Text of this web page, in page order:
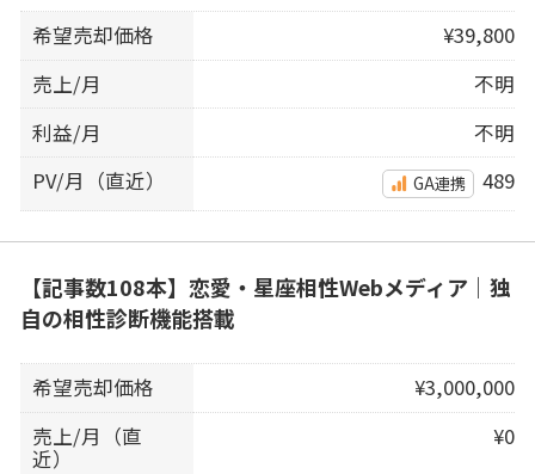
希望売却価格
¥39,800
売上/月
不明
利益/月
不明
PV/月（直近）
GA連携 489
【記事数108本】恋愛・星座相性Webメディア｜独
自の相性診断機能搭載
希望売却価格
¥3,000,000
売上/月（直
近）
¥0